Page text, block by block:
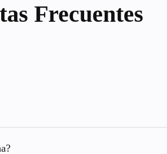
Frecuentes
Sin embargo, eso es tiempo de